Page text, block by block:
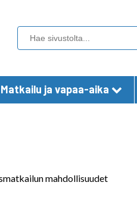
Matkailu ja vapaa-aika
mahdollisuudet